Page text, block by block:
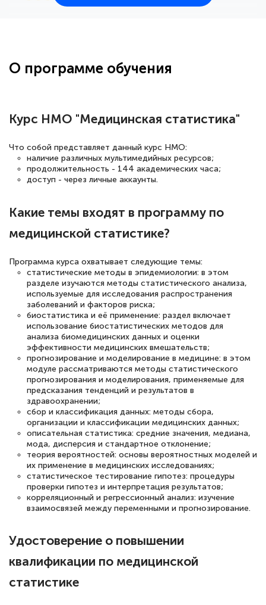
большое количество методических
Елена Кравченко
Знаток города 5 уровня
Выражаю благодарность за курс
повышения квалификации "Эксперт ЕГЭ по
полезных материалов помогли
подготовиться к тестированию. Это
книги, методические рекомендации,
статьи. Времени на подготовку
достаточно. Курс помогает пройти
аттестацию в школе. Спасибо!
Евгения Коротких
Знаток города 2 уровня
12 марта 2026
Спасибо большое Академии! Грамотное,
вежливое сопровождение! Всё чётко и
понятно! Проходила повышение
Знаток города 5 уровня
О программе обучения
Курс НМО "Медицинская статистика"
Что собой представляет данный курс НМО:
наличие различных мультимедийных ресурсов;
продолжительность - 144 академических часа;
доступ - через личные аккаунты.
Какие темы входят в программу по
медицинской статистике?
Программа курса охватывает следующие темы:
статистические методы в эпидемиологии: в этом
разделе изучаются методы статистического анализа,
используемые для исследования распространения
заболеваний и факторов риска;
биостатистика и её применение: раздел включает
использование биостатистических методов для
анализа биомедицинских данных и оценки
эффективности медицинских вмешательств;
прогнозирование и моделирование в медицине: в этом
модуле рассматриваются методы статистического
прогнозирования и моделирования, применяемые для
предсказания тенденций и результатов в
здравоохранении;
сбор и классификация данных: методы сбора,
организации и классификации медицинских данных;
описательная статистика: средние значения, медиана,
мода, дисперсия и стандартное отклонение;
теория вероятностей: основы вероятностных моделей и
их применение в медицинских исследованиях;
статистическое тестирование гипотез: процедуры
проверки гипотез и интерпретация результатов;
корреляционный и регрессионный анализ: изучение
взаимосвязей между переменными и прогнозирование.
Удостоверение о повышении
квалификации по медицинской
статистике